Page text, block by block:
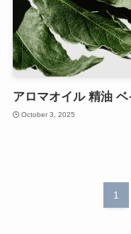
アロマオイル 精油
October 3, 2025
1